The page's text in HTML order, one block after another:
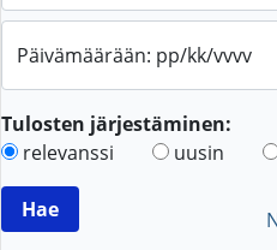
Päivämäärään: pp/kk/vvvv
Tulosten järjestäminen:
relevanssi
uusin